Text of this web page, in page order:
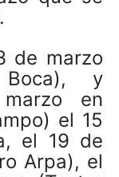
de marzo
y
en
el 15
el 19 de
Arpa), el